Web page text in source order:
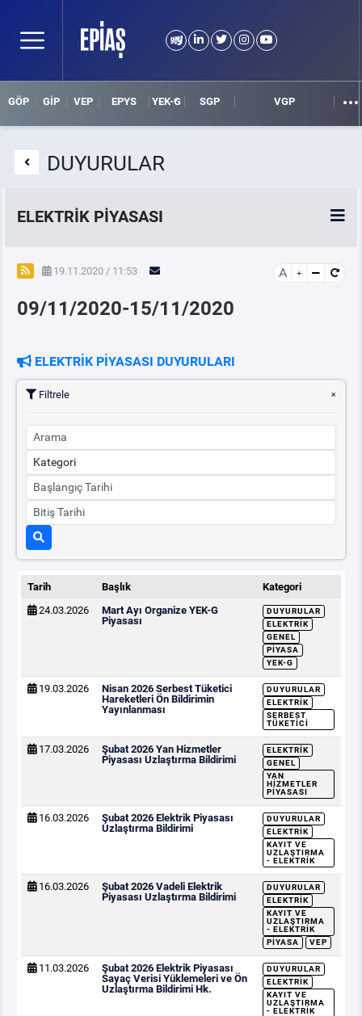
GÖP GİP VEP EPYS YEK-G SGP VGP
DUYURULAR
ELEKTRİK PİYASASI
SPOT ELEKTRİK PİYASALARI
ÖRNEK FİNANS BELGELERİ
VADELİ ELEKTRİK PİYASASI
PİYASA
SERBEST TÜKETİCİ
MALİ UZLAŞTIRMA
TEMİNAT
BÜLTENLER
BT HİZMET YÖNETİM SİSTEMİ POLİTİKAMIZ
19.11.2020 / 11:53 A
09/11/2020-15/11/2020
ELEKTRİK PİYASASI DUYURULARI
Filtrele
Tarih Başlık
Kategori
24.03.2026
Mart Ayı Organize YEK-G
Piyasası
DUYURULAR
ELEKTRIK
GENEL
PIYASA
YEK-G
19.03.2026
Nisan 2026 Serbest Tüketici
Hareketleri Ön Bildirimin
Yayınlanması
DUYURULAR
ELEKTRIK
SERBEST
TÜKETICI
17.03.2026
Şubat 2026 Yan Hizmetler
Piyasası Uzlaştırma Bildirimi
ELEKTRIK
GENEL
YAN
HIZMETLER
PIYASASI
16.03.2026
Şubat 2026 Elektrik Piyasası
Uzlaştırma Bildirimi
DUYURULAR
ELEKTRIK
KAYIT VE
UZLAŞTIRMA
- ELEKTRIK
16.03.2026
Şubat 2026 Vadeli Elektrik
Piyasası Uzlaştırma Bildirimi
DUYURULAR
ELEKTRIK
KAYIT VE
UZLAŞTIRMA
- ELEKTRIK
PIYASA
VEP
11.03.2026
Şubat 2026 Elektrik Piyasası
Sayaç Verisi Yüklemeleri ve Ön
Uzlaştırma Bildirimi Hk.
DUYURULAR
ELEKTRIK
KAYIT VE
UZLAŞTIRMA
- ELEKTRIK